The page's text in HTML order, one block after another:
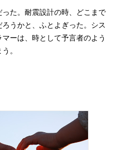
た。耐震設計の時、どこまで
うかと、ふとよぎった。シス
ーは、時として予言者のよう
。